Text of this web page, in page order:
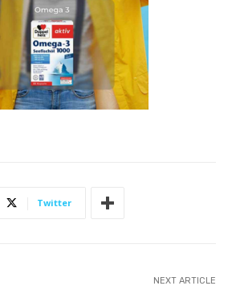
Twitter
NEXT ARTICLE